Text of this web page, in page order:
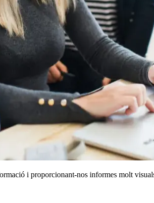
i proporcionant-nos informes molt